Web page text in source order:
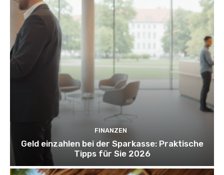
FINANZEN
Geld einzahlen bei der Sparkasse: Praktische
Tipps für Sie 2026